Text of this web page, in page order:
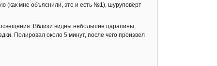
(как мне объяснили, это и есть №1), шуруповёрт
Вблизи видны небольшие царапины,
Полировал около 5 минут, после чего произвел